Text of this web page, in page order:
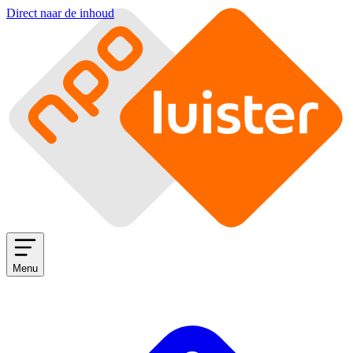
Direct naar de inhoud
Menu